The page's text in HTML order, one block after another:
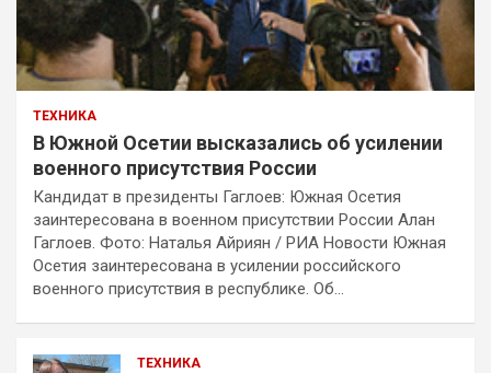
ТЕХНИКА
В Южной Осетии высказались об усилении
военного присутствия России
Кандидат в президенты Гаглоев: Южная Осетия
заинтересована в военном присутствии России Алан
Гаглоев. Фото: Наталья Айриян / РИА Новости Южная
Осетия заинтересована в усилении российского
военного присутствия в республике. Об…
ТЕХНИКА